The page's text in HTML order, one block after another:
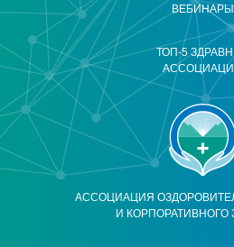
АССОЦИАЦИЯ
И КОРПОРАТИВНОГО
ВЕБИНАРЫ
ТОП-5